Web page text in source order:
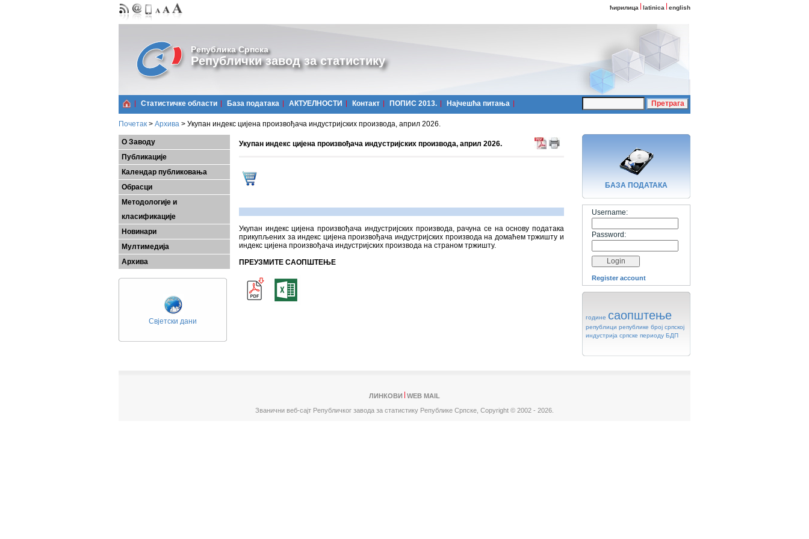
ћирилица latinica english
Република Српска
Републички завод за статистику
Статистичке области Базa података АКТУЕЛНОСТИ Контакт ПОПИС 2013. Најчешћa питања
Почетак > Архива > Укупан индекс цијена произвођача индустријских производа, април 2026.
О Заводу
Публикације
Календар публиковања
Обрасци
Методологије и
класификације
Новинари
Мултимедија
Архива
Свјетски дани
Укупан индекс цијена произвођача индустријских производа, април 2026.
Укупан индекс цијена произвођача индустријских производа, рачуна се на основу података
прикупљених за индекс цијена произвођача индустријских производа на домаћем тржишту и
индекс цијена произвођача индустријских производа на страном тржишту.
ПРЕУЗМИТЕ САОПШТЕЊЕ
БАЗA ПОДАТАКА
Username:
Password:
Register account
године саопштење
републици републике број српској
индустрија српске периоду БДП
ЛИНКОВИ
WEB MAIL
Званични веб-сајт Републичког завода за статистику Републике Српске, Copyright © 2002 - 2026.